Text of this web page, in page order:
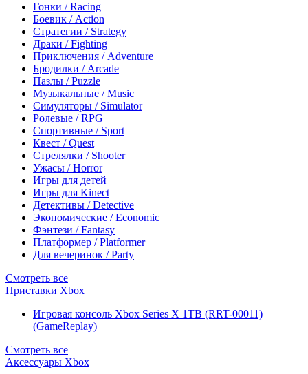
Гонки / Racing
Боевик / Action
Стратегии / Strategy
Драки / Fighting
Приключения / Adventure
Бродилки / Arcade
Пазлы / Puzzle
Музыкальные / Music
Симуляторы / Simulator
Ролевые / RPG
Спортивные / Sport
Квест / Quest
Стрелялки / Shooter
Ужасы / Horror
Игры для детей
Игры для Kinect
Детективы / Detective
Экономические / Economic
Фэнтези / Fantasy
Платформер / Platformer
Для вечеринок / Party
Смотреть все
Приставки Xbox
Игровая консоль Xbox Series X 1TB (RRT-00011)
(GameReplay)
Смотреть все
Аксессуары Xbox